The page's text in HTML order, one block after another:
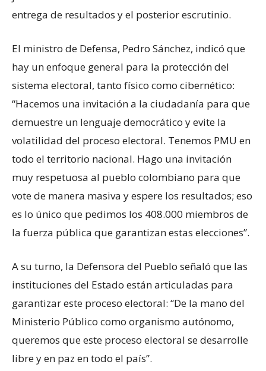
entrega de resultados y el posterior escrutinio.
El ministro de Defensa, Pedro Sánchez, indicó que
hay un enfoque general para la protección del
sistema electoral, tanto físico como cibernético:
“Hacemos una invitación a la ciudadanía para que
demuestre un lenguaje democrático y evite la
volatilidad del proceso electoral. Tenemos PMU en
todo el territorio nacional. Hago una invitación
muy respetuosa al pueblo colombiano para que
vote de manera masiva y espere los resultados; eso
es lo único que pedimos los 408.000 miembros de
la fuerza pública que garantizan estas elecciones”.
A su turno, la Defensora del Pueblo señaló que las
instituciones del Estado están articuladas para
garantizar este proceso electoral: “De la mano del
Ministerio Público como organismo autónomo,
queremos que este proceso electoral se desarrolle
libre y en paz en todo el país”.